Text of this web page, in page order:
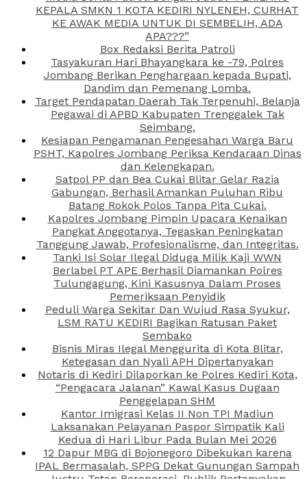
KEPALA SMKN 1 KOTA KEDIRI NYLENEH, CURHAT
KE AWAK MEDIA UNTUK DI SEMBELIH, ADA
APA???”
Box Redaksi Berita Patroli
Tasyakuran Hari Bhayangkara ke -79, Polres
Jombang Berikan Penghargaan kepada Bupati,
Dandim dan Pemenang Lomba.
Target Pendapatan Daerah Tak Terpenuhi, Belanja
Pegawai di APBD Kabupaten Trenggalek Tak
Seimbang.
Kesiapan Pengamanan Pengesahan Warga Baru
PSHT, Kapolres Jombang Periksa Kendaraan Dinas
dan Kelengkapan.
Satpol PP dan Bea Cukai Blitar Gelar Razia
Gabungan, Berhasil Amankan Puluhan Ribu
Batang Rokok Polos Tanpa Pita Cukai.
Kapolres Jombang Pimpin Upacara Kenaikan
Pangkat Anggotanya, Tegaskan Peningkatan
Tanggung Jawab, Profesionalisme, dan Integritas.
Tanki Isi Solar Ilegal Diduga Milik Kaji WWN
Berlabel PT APE Berhasil Diamankan Polres
Tulungagung, Kini Kasusnya Dalam Proses
Pemeriksaan Penyidik
Peduli Warga Sekitar Dan Wujud Rasa Syukur,
LSM RATU KEDIRI Bagikan Ratusan Paket
Sembako
Bisnis Miras Ilegal Menggurita di Kota Blitar,
Ketegasan dan Nyali APH Dipertanyakan
Notaris di Kediri Dilaporkan ke Polres Kediri Kota,
“Pengacara Jalanan” Kawal Kasus Dugaan
Penggelapan SHM
Kantor Imigrasi Kelas II Non TPI Madiun
Laksanakan Pelayanan Paspor Simpatik Kali
Kedua di Hari Libur Pada Bulan Mei 2026
12 Dapur MBG di Bojonegoro Dibekukan karena
IPAL Bermasalah, SPPG Dekat Gunungan Sampah